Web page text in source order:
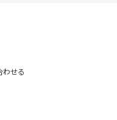
わせる